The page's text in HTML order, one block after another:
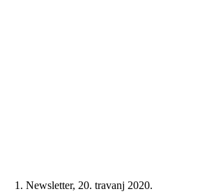
Newsletter, 20. travanj 2020.